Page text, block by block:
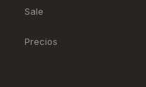
Sale
Precios